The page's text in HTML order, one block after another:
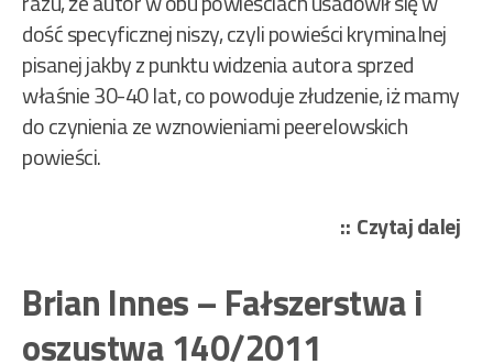
dość specyficznej niszy, czyli powieści kryminalnej
pisanej jakby z punktu widzenia autora sprzed
właśnie 30-40 lat, co powoduje złudzenie, iż mamy
do czynienia ze wznowieniami peerelowskich
powieści.
Czytaj dalej
Brian Innes – Fałszerstwa i
oszustwa 140/2011